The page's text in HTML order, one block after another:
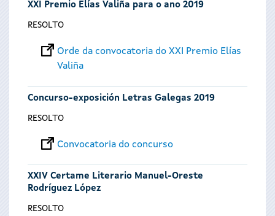
XXI Premio Elías Valiña para o ano 2019
RESOLTO
Orde da convocatoria do XXI Premio Elías
Valiña
Concurso-exposición Letras Galegas 2019
RESOLTO
Convocatoria do concurso
XXIV Certame Literario Manuel-Oreste
Rodríguez López
RESOLTO